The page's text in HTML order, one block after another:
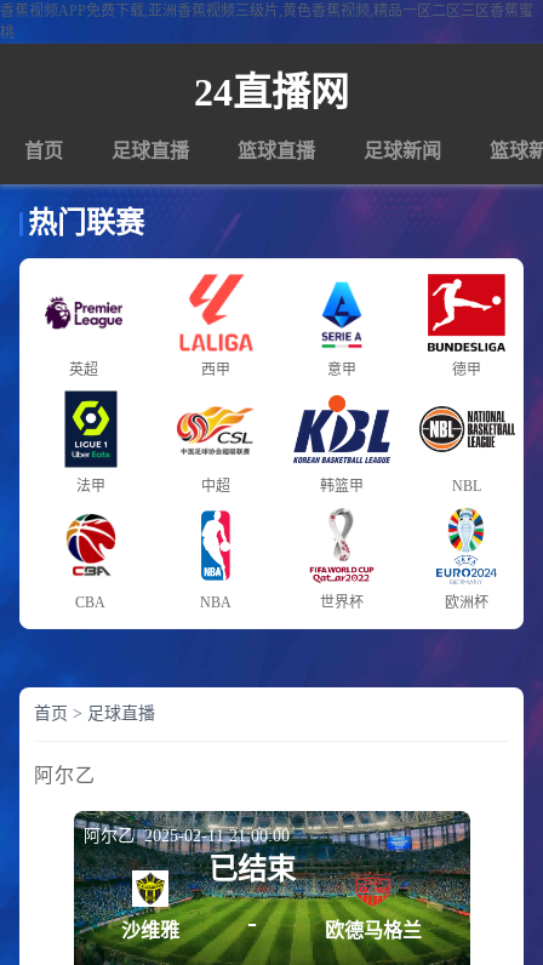
香蕉视频APP免费下载,亚洲香蕉视频三级片,黄色香蕉视频,精品一区二区三区香蕉蜜
桃
24直播网
首页 足球直播 篮球直播 足球新闻 篮球
热门联赛
英超 西甲 意甲 德甲
法甲 中超 韩篮甲 NBL
CBA NBA 世界杯 欧洲杯
首页 > 足球直播
阿尔乙
阿尔乙 2025-02-11 21:00:00
沙维雅
已结束
-
欧德马格兰